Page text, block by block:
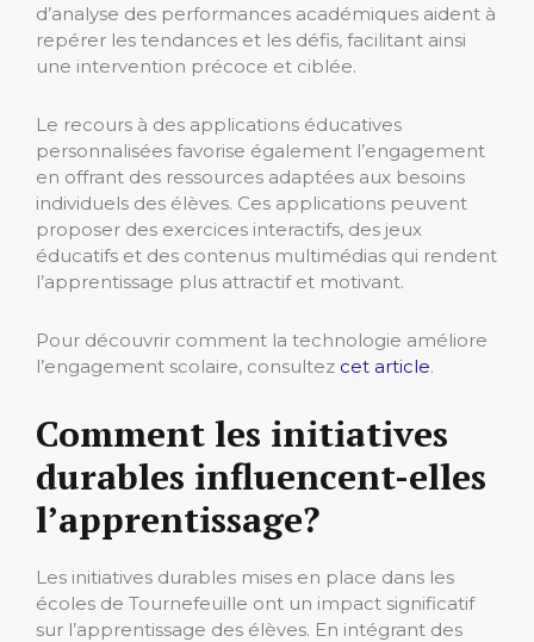
d’analyse des performances académiques aident à
repérer les tendances et les défis, facilitant ainsi
une intervention précoce et ciblée.
Le recours à des applications éducatives
personnalisées favorise également l’engagement
en offrant des ressources adaptées aux besoins
individuels des élèves. Ces applications peuvent
proposer des exercices interactifs, des jeux
éducatifs et des contenus multimédias qui rendent
l’apprentissage plus attractif et motivant.
Pour découvrir comment la technologie améliore
l’engagement scolaire, consultez cet article.
Comment les initiatives
durables influencent-elles
l’apprentissage?
Les initiatives durables mises en place dans les
écoles de Tournefeuille ont un impact significatif
sur l’apprentissage des élèves. En intégrant des